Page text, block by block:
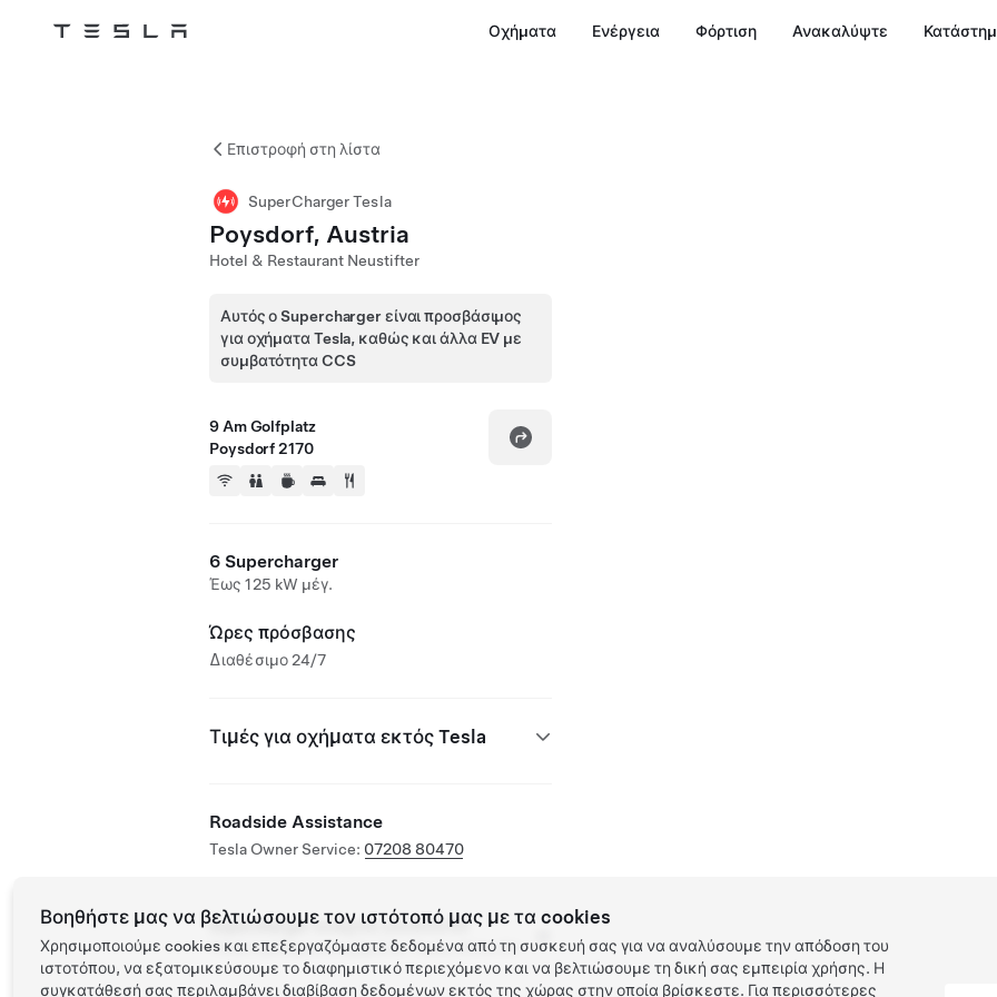
Tesla Οχήματα Ενέργεια Φόρτιση Ανακαλύψτε
Επιστροφή στη λίστα
SuperCharger Tesla
Poysdorf, Austria
Hotel & Restaurant Neustifter
Αυτός ο Supercharger είναι προσβάσιμος
για οχήματα Tesla, καθώς και άλλα EV με
συμβατότητα CCS
9 Am Golfplatz
Poysdorf 2170
6 Supercharger
Έως 125 kW μέγ.
Ώρες πρόσβασης
Διαθέσιμο 24/7
Τιμές για οχήματα εκτός Tesla
Roadside Assistance
Tesla Owner Service: 07208 80470
Supercharger ανοιχτός για άλλα EV
Υποστηριζόμενα οχήματα: Tesla, άλλα EV
Βοηθήστε μας να βελτιώσουμε τον ιστότοπό μας με τα cookies
Χρησιμοποιούμε cookies και επεξεργαζόμαστε δεδομένα από τη συσκευή σας για να αναλύσουμε την απόδοση του
ιστοτόπου, να εξατομικεύσουμε το διαφημιστικό περιεχόμενο και να βελτιώσουμε τη δική σας εμπειρία χρήσης. Η
συγκατάθεσή σας περιλαμβάνει διαβίβαση δεδομένων εκτός της χώρας στην οποία βρίσκεστε. Για περισσότερες